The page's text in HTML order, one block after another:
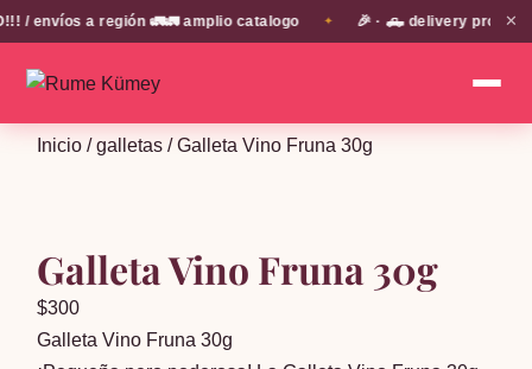
envíos a región 🚛🚛 amplio catalogo 🎉 · 🛻 delivery propio en
✕
Inicio /galletas / Galleta Vino Fruna 30g
Galleta Vino Fruna 30g
$300
Galleta Vino Fruna 30g